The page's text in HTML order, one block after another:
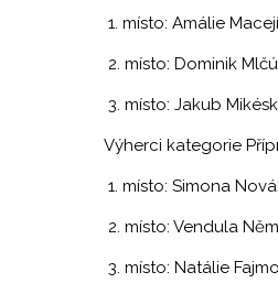
1. místo: Amálie
2. místo: Dominik
3. místo: Jakub
Výherci kategorie
1. místo: Simona
2. místo: Vendula
3. místo: Natálie